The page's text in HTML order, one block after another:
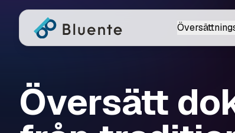
Översätt